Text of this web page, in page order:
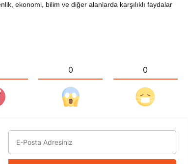
ekonomi, bilim ve diğer alanlarda karşılıklı faydalar
0 0